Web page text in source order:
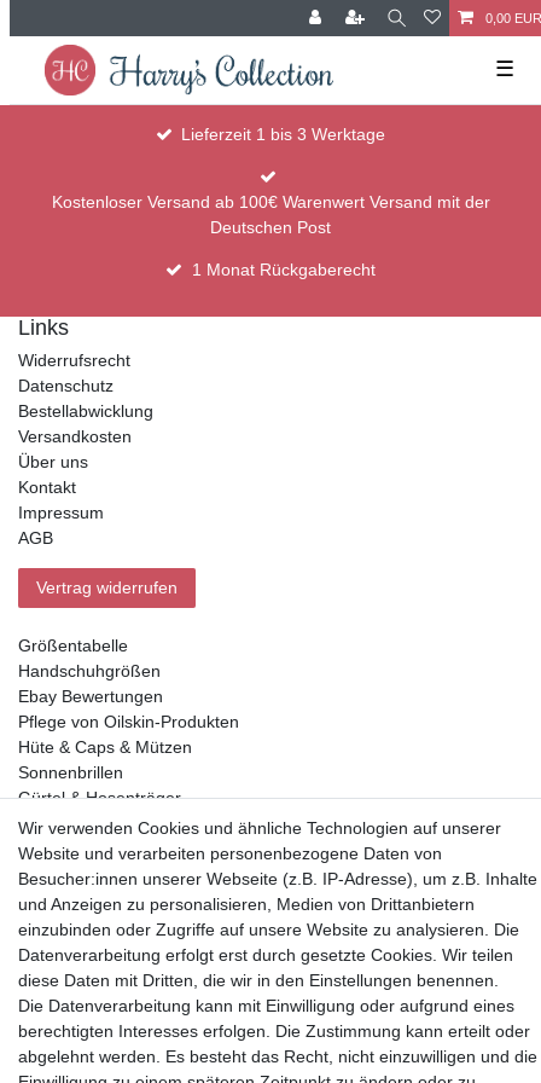
0,00 EUR
☰
Lieferzeit 1 bis 3 Werktage
Kostenloser Versand ab 100€ Warenwert Versand mit der
Deutschen Post
1 Monat Rückgaberecht
Links
Widerrufsrecht
Datenschutz
Bestellabwicklung
Versandkosten
Über uns
Kontakt
Impressum
AGB
Vertrag widerrufen
Größentabelle
Handschuhgrößen
Ebay Bewertungen
Pflege von Oilskin-Produkten
Hüte & Caps & Mützen
Sonnenbrillen
Gürtel & Hosenträger
Geldbörsen
Vorkasse, Abholung
Partner
Wir verwenden Cookies und ähnliche Technologien auf unserer
Website und verarbeiten personenbezogene Daten von
Besucher:innen unserer Webseite (z.B. IP-Adresse), um z.B. Inhalte
und Anzeigen zu personalisieren, Medien von Drittanbietern
einzubinden oder Zugriffe auf unsere Website zu analysieren. Die
Datenverarbeitung erfolgt erst durch gesetzte Cookies. Wir teilen
diese Daten mit Dritten, die wir in den Einstellungen benennen.
Die Datenverarbeitung kann mit Einwilligung oder aufgrund eines
berechtigten Interesses erfolgen. Die Zustimmung kann erteilt oder
abgelehnt werden. Es besteht das Recht, nicht einzuwilligen und die